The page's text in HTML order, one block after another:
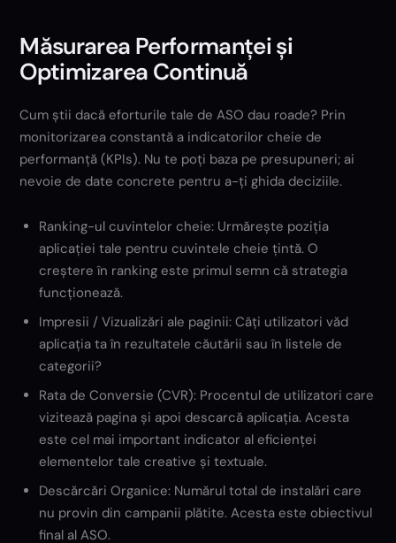
Măsurarea Performanței și
Optimizarea Continuă
Cum știi dacă eforturile tale de ASO dau roade? Prin
monitorizarea constantă a indicatorilor cheie de
performanță (KPIs). Nu te poți baza pe presupuneri; ai
nevoie de date concrete pentru a-ți ghida deciziile.
Ranking-ul cuvintelor cheie: Urmărește poziția
aplicației tale pentru cuvintele cheie țintă. O
creștere în ranking este primul semn că strategia
funcționează.
Impresii / Vizualizări ale paginii: Câți utilizatori văd
aplicația ta în rezultatele căutării sau în listele de
categorii?
Rata de Conversie (CVR): Procentul de utilizatori care
vizitează pagina și apoi descarcă aplicația. Acesta
este cel mai important indicator al eficienței
elementelor tale creative și textuale.
Descărcări Organice: Numărul total de instalări care
nu provin din campanii plătite. Acesta este obiectivul
final al ASO.